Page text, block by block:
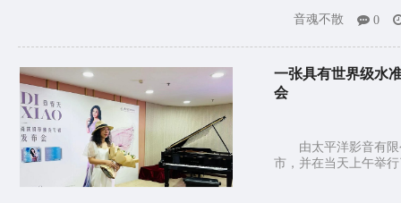
音魂不散 0
一张具有世界级水
会
由太平洋影音有
市，并在当天上午举